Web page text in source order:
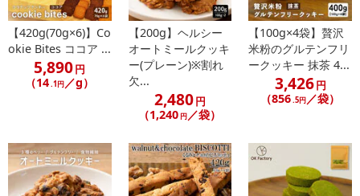
【420g(70g×6)】Co
okie Bites ココア ...
5,890円
（14 .1円 ／g）
【200g】ヘルシー
オートミールクッキ
ー(プレーン)※割れ
欠...
2,480円
（1,240 円 ／袋）
【100g×4袋】贅沢
米粉のグルテンフリ
ークッキー 抹茶 4...
3,426円
（856 .5円 ／袋）